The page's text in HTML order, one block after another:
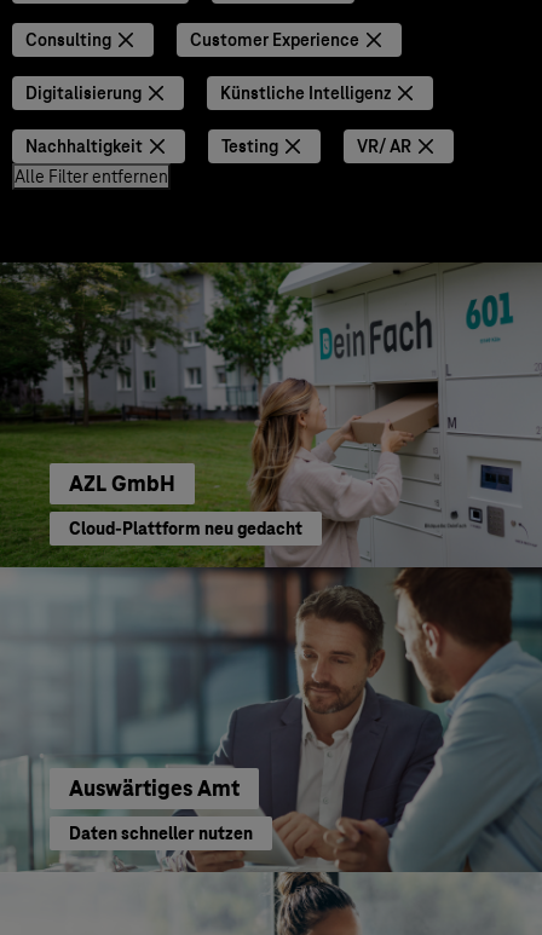
Consulting Customer Experience
Digitalisierung Künstliche Intelligenz
Nachhaltigkeit Testing
VR/ AR
Alle Filter entfernen
AZL GmbH
Cloud-Plattform neu gedacht
Auswärtiges Amt
Daten schneller nutzen